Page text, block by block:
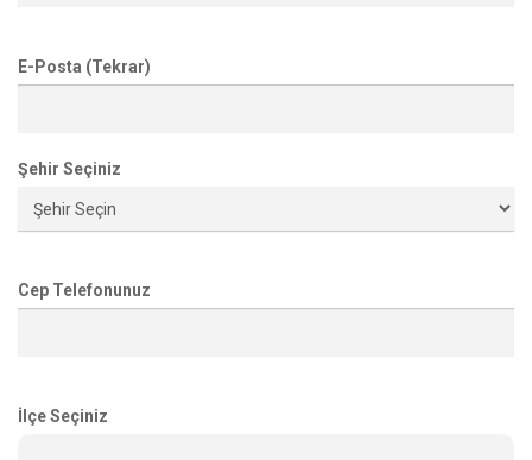
E-Posta (Tekrar)
Şehir Seçiniz
Cep Telefonunuz
İlçe Seçiniz